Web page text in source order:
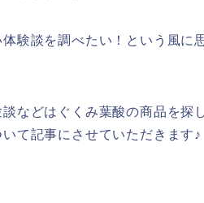
験談を調べたい！という風に
などはぐくみ葉酸の商品を探
て記事にさせていただきます♪